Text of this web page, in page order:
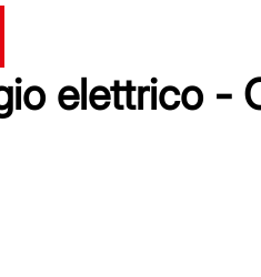
elettrico -